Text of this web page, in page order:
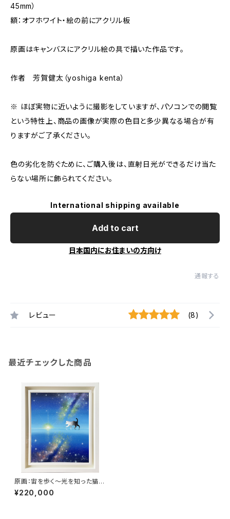
45mm）
額：オフホワイト・絵の前にアクリル板
原画はキャンバスにアクリル絵の具で描いた作品です。
作者 芳賀健太（yoshiga kenta）
※ ほぼ実物に近いように撮影をしていますが、パソコンでの閲覧
という特性上、商品の画像が実際の色目と多少異なる場合が有
りますがご了承ください。
色の劣化を防ぐために、ご購入後は、直射日光ができるだけ当た
らない場所に飾られてください。
International shipping available
Add to cart
日本国内にお住まいの方向け
通報する
レビュー (8)
最近チェックした商品
原画：宙を歩く～光を知った猫～
（サイズ：F8号（額縁含む 横450
mm×縦560mm×奥行45m
¥220,000